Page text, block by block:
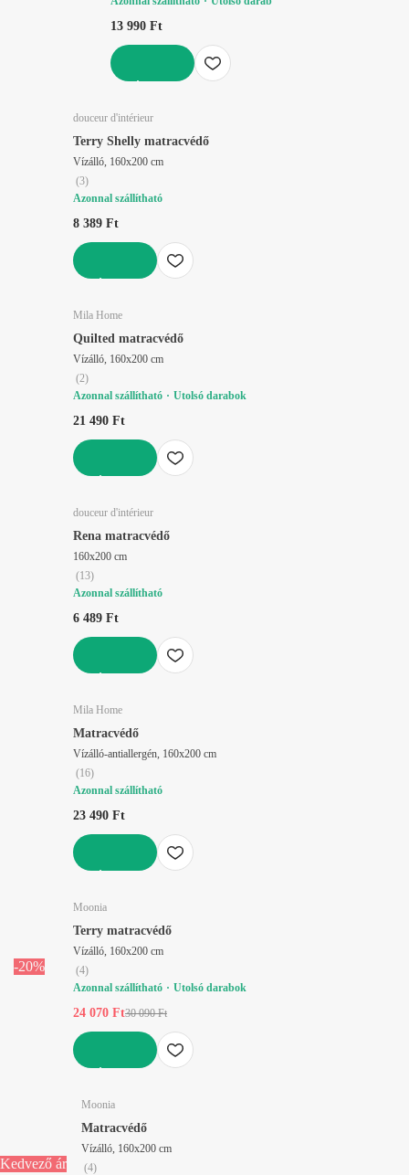
13 990 Ft
douceur d'intérieur
Terry Shelly matracvédő
Vízálló, 160x200 cm
(3)
Azonnal szállítható
8 389 Ft
Mila Home
Quilted matracvédő
Vízálló, 160x200 cm
(2)
Azonnal szállítható
Utolsó darabok
21 490 Ft
douceur d'intérieur
Rena matracvédő
160x200 cm
(13)
Azonnal szállítható
6 489 Ft
Mila Home
Matracvédő
Vízálló-antiallergén, 160x200 cm
(16)
Azonnal szállítható
23 490 Ft
-20%
Moonia
Terry matracvédő
Vízálló, 160x200 cm
(4)
Azonnal szállítható
Utolsó darabok
24 070 Ft30 090 Ft
Kedvező ár
Moonia
Matracvédő
Vízálló, 160x200 cm
(4)